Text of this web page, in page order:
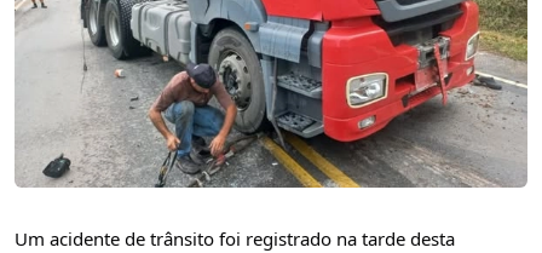
Um acidente de trânsito foi registrado na tarde desta